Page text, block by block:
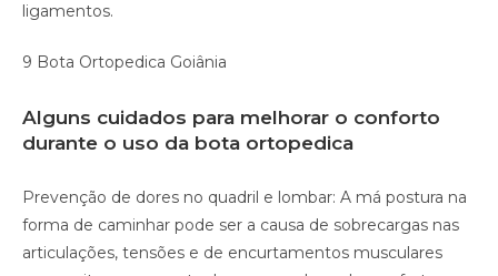
ligamentos.
9 Bota Ortopedica Goiânia
Alguns cuidados para melhorar o conforto
durante o uso da bota ortopedica
Prevenção de dores no quadril e lombar: A má postura na
forma de caminhar pode ser a causa de sobrecargas nas
articulações, tensões e de encurtamentos musculares